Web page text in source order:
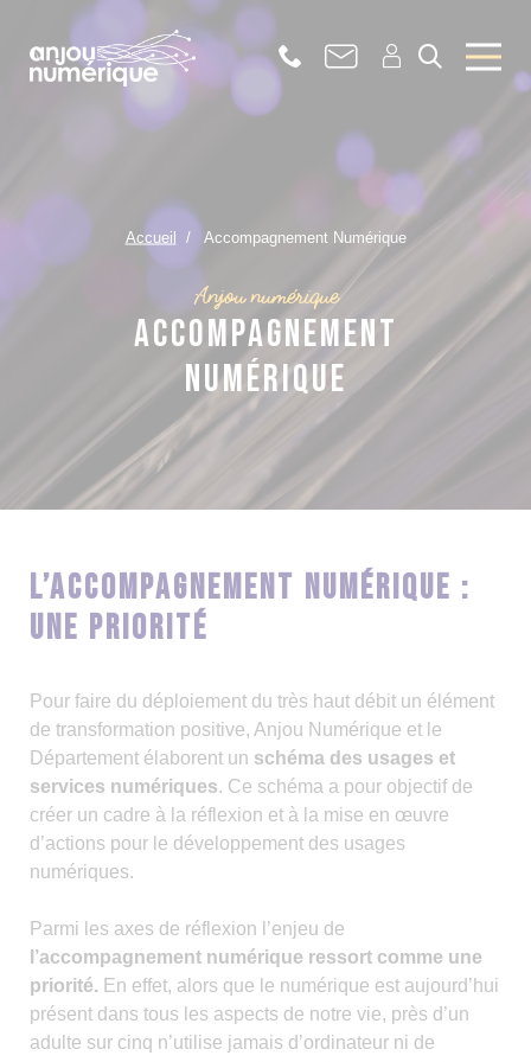
Accueil Accompagnement Numérique
Anjou numérique
Accompagnement
Numérique
L’accompagnement numérique :
une priorité
Pour faire du déploiement du très haut débit un élément
de transformation positive, Anjou Numérique et le
Département élaborent un schéma des usages et
services numériques. Ce schéma a pour objectif de
créer un cadre à la réflexion et à la mise en œuvre
d’actions pour le développement des usages
numériques.
Parmi les axes de réflexion l’enjeu de
l’accompagnement numérique ressort comme une
priorité. En effet, alors que le numérique est aujourd’hui
présent dans tous les aspects de notre vie, près d’un
adulte sur cinq n’utilise jamais d’ordinateur ni de